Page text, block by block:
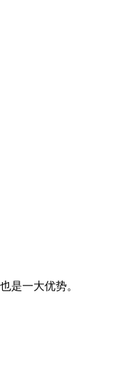
是一大优势。